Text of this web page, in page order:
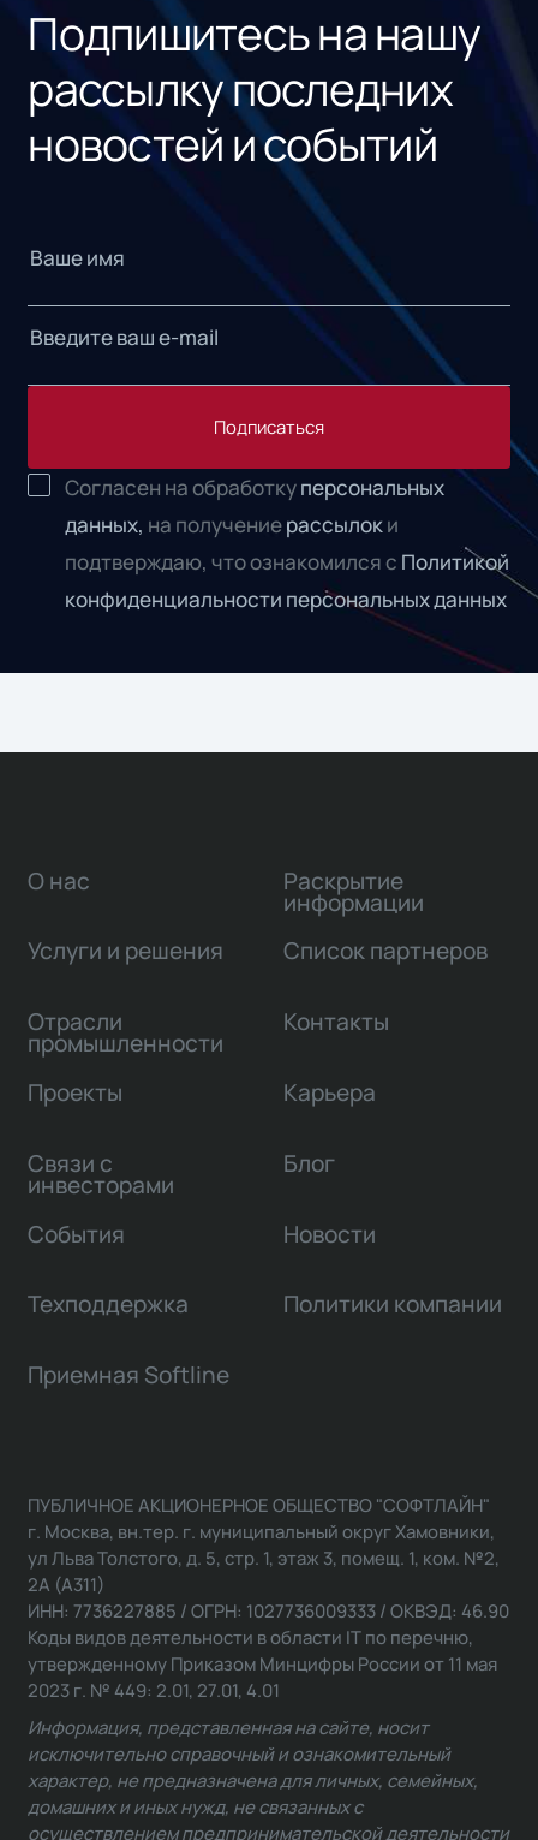
Подпишитесь на нашу
рассылку последних
новостей и событий
Подписаться
Согласен на обработкуперсональных
данных, на получениерассылоки
подтверждаю, что ознакомился с Политикой
конфиденциальности персональных данных
О нас
Услуги и решения
Отрасли
промышленности
Проекты
Связи с
инвесторами
Раскрытие
информации
Список партнеров
Контакты
Карьера
Блог
События Новости
Техподдержка Политики компании
Приемная Softline
ПУБЛИЧНОЕ АКЦИОНЕРНОЕ ОБЩЕСТВО "СОФТЛАЙН"
г. Москва, вн.тер. г. муниципальный округ Хамовники,
ул Льва Толстого, д. 5, стр. 1, этаж 3, помещ. 1, ком. №2,
2А (А311)
ИНН: 7736227885 / ОГРН: 1027736009333 / ОКВЭД: 46.90
Коды видов деятельности в области IT по перечню,
утвержденному Приказом Минцифры России от 11 мая
2023 г. № 449: 2.01, 27.01, 4.01
Информация, представленная на сайте, носит
исключительно справочный и ознакомительный
характер, не предназначена для личных, семейных,
домашних и иных нужд, не связанных с
осуществлением предпринимательской деятельности